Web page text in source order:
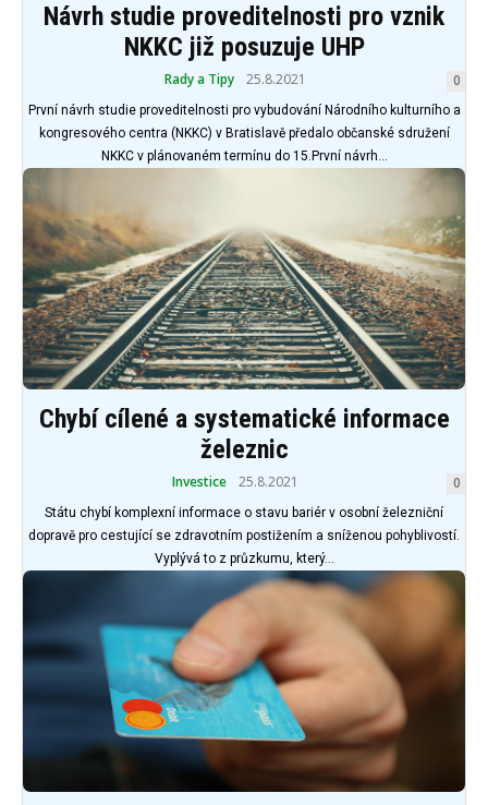
Návrh studie proveditelnosti pro vznik
NKKC již posuzuje UHP
Rady a Tipy 25.8.2021 0
První návrh studie proveditelnosti pro vybudování Národního kulturního a
kongresového centra (NKKC) v Bratislavě předalo občanské sdružení
NKKC v plánovaném termínu do 15.První návrh...
Chybí cílené a systematické informace
železnic
Investice 25.8.2021 0
Státu chybí komplexní informace o stavu bariér v osobní železniční
dopravě pro cestující se zdravotním postižením a sníženou pohyblivostí.
Vyplývá to z průzkumu, který...